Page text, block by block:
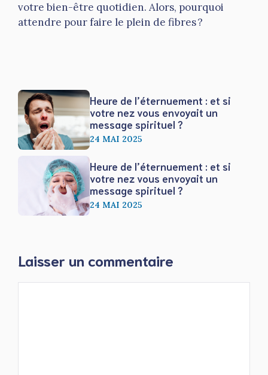
votre bien-être quotidien. Alors, pourquoi
attendre pour faire le plein de fibres ?
Heure de l’éternuement : et si
votre nez vous envoyait un
message spirituel ?
24 MAI 2025
Heure de l’éternuement : et si
votre nez vous envoyait un
message spirituel ?
24 MAI 2025
Laisser un commentaire